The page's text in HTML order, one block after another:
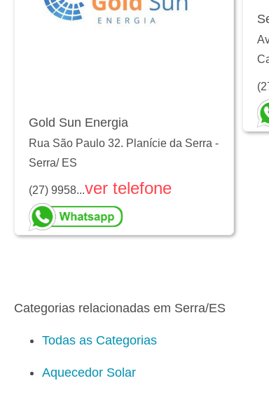
Gold Sun Energia
Rua São Paulo 32. Planície da Serra -
Serra/ ES
(27) 9958...ver telefone
Categorias relacionadas em Serra/ES
Todas as Categorias
Aquecedor Solar